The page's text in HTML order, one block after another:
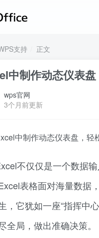
支持 正文
中制作动态仪表
wps官网
3个月前更新
中制作动态仪表盘，轻
不仅仅是一个数据
表格面对海量数据
，它犹如一座“指挥中
全局，做出准确决策。